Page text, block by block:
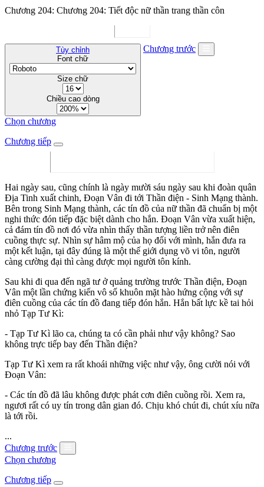
Chương 204: Chương 204: Tiết độc nữ thần trang thần côn
Tùy chỉnh
Font chữ
Size chữ
Chiều cao dòng
Chương trước
Chọn chương
Chương tiếp
Hai ngày sau, cũng chính là ngày mười sáu ngày sau khi đoàn quân
Địa Tinh xuất chinh, Đoạn Vân đi tới Thần điện - Sinh Mạng thành.
Bên trong Sinh Mạng thành, các tín đồ của nữ thần đã chuẩn bị một
nghi thức đón tiếp đặc biệt dành cho hắn. Đoạn Vân vừa xuất hiện,
cả đám tín đồ nơi đó vừa nhìn thấy thần tượng liền trở nên điên
cuồng thực sự. Nhìn sự hâm mộ của họ đối với mình, hắn đưa ra
một kết luận, tại đây đúng là một thế giới dụng võ vi tôn, người
càng cường đại thì càng được mọi người tôn kính.
Sau khi đi qua đến ngã tư ở quảng trường trước Thần điện, Đoạn
Vân một lần chứng kiến vô số khuôn mặt hào hứng cộng với sự
điên cuồng của các tín đồ đang tiếp đón hắn. Hắn bất lực kề tai hỏi
nhỏ Tạp Tư Kì:
- Tạp Tư Kì lão ca, chúng ta có cần phải như vậy không? Sao
không trực tiếp bay đến Thần điện?
Tạp Tư Kì xem ra rất khoái những việc như vậy, ông cười nói với
Đoạn Vân:
- Các tín đồ đã lâu không được phát cơn điên cuồng rồi. Xem ra,
ngươi rất có uy tín trong dân gian đó. Chịu khó chút đi, chút xíu nữa
là tới rồi.
...
Chương trước
Chọn chương
Chương tiếp